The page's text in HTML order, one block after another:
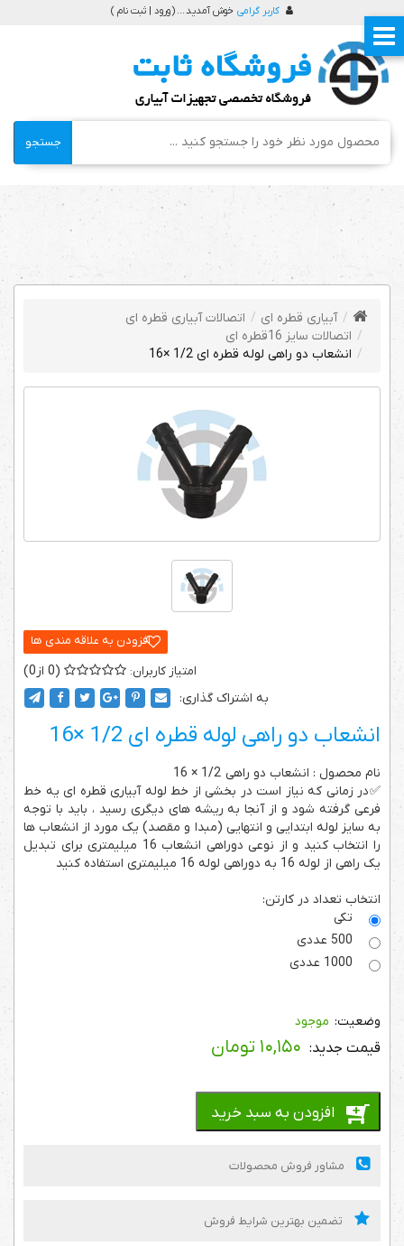
کاربر گرامی خوش آمدید ... (ورود | ثبت نام )
جستجو
آبیاری قطره ای
اتصالات آبیاری قطره ای
اتصالات سایز 16قطره ای
انشعاب دو راهی لوله قطره ای 1/2 ×16
0
0
به اشتراک گذاری:
انشعاب دو راهی لوله قطره ای 1/2 ×16
نام محصول : انشعاب دو راهی 1/2 × 16
✅در زمانی که نیاز است در بخشی از خط لوله آبیاری قطره ای یه خط
فرعی گرفته شود و از آنجا به ریشه های دیگری رسید ، باید با توجه
به سایز لوله ابتدایی و انتهایی (مبدا و مقصد) یک مورد از انشعاب ها
را انتخاب کنید و از نوعی دوراهی انشعاب 16 میلیمتری برای تبدیل
یک راهی از لوله 16 به دوراهی لوله 16 میلیمتری استفاده کنید
انتخاب تعداد در کارتن:
تکی
موجود
۱۰,۱۵۰ تومان
افزودن به سبد خرید
مشاور فروش محصولات
تضمین بهترین شرایط فروش